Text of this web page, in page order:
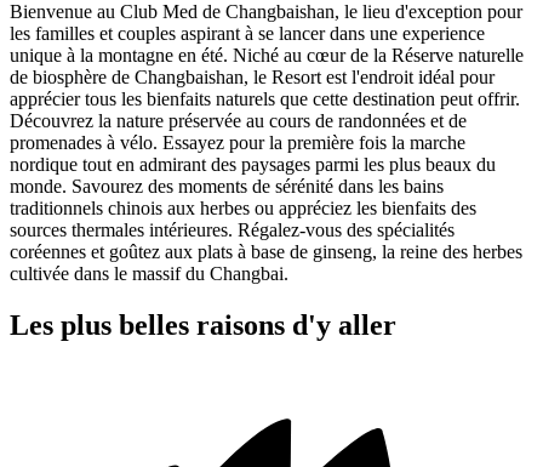
Bienvenue au Club Med de Changbaishan, le lieu d'exception pour
les familles et couples aspirant à se lancer dans une experience
unique à la montagne en été. Niché au cœur de la Réserve naturelle
de biosphère de Changbaishan, le Resort est l'endroit idéal pour
apprécier tous les bienfaits naturels que cette destination peut offrir.
Découvrez la nature préservée au cours de randonnées et de
promenades à vélo. Essayez pour la première fois la marche
nordique tout en admirant des paysages parmi les plus beaux du
monde. Savourez des moments de sérénité dans les bains
traditionnels chinois aux herbes ou appréciez les bienfaits des
sources thermales intérieures. Régalez-vous des spécialités
coréennes et goûtez aux plats à base de ginseng, la reine des herbes
cultivée dans le massif du Changbai.
Les plus belles raisons d'y aller